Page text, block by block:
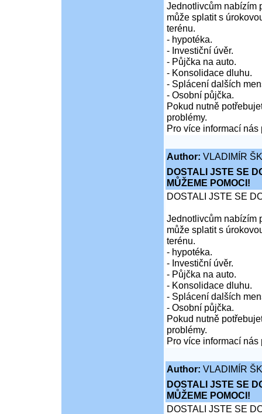
Jednotlivcům nabízím
může splatit s
terénu.
- hypotéka.
- Investiční úvěr.
- Půjčka na auto.
- Konsolidace dluhu.
- Splácení dalších
- Osobní půjčka.
Pokud nutně
problémy.
Pro více informací nás
Author: VLADIMÍR
DOSTALI JSTE SE
MŮŽEME POMOCI!
DOSTALI JSTE SE
Jednotlivcům nabízím
může splatit s
terénu.
- hypotéka.
- Investiční úvěr.
- Půjčka na auto.
- Konsolidace dluhu.
- Splácení dalších
- Osobní půjčka.
Pokud nutně
problémy.
Pro více informací nás
Author: VLADIMÍR
DOSTALI JSTE SE
MŮŽEME POMOCI!
DOSTALI JSTE SE